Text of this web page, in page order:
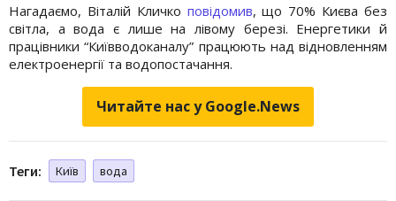
Нагадаємо, Віталій Кличко повідомив, що 70% Києва без
світла, а вода є лише на лівому березі. Енергетики й
працівники “Київводоканалу” працюють над відновленням
електроенергії та водопостачання.
Читайте нас у Google.News
Теги: Київ вода